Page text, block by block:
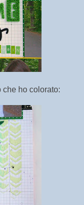
che ho colorato: